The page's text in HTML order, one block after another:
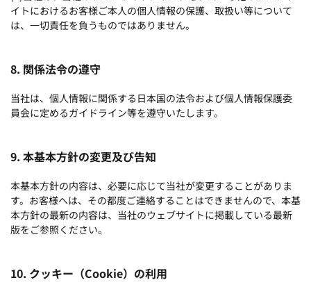
イトにおけるお客様ご本人の個人情報の保護、取扱い等について
は、一切責任を負うものではありません。
8. 関係法令の遵守
当社は、個人情報に関係する日本国の法令および個人情報保護委
員会に定めるガイドライン等を遵守いたします。
9. 本基本方針の変更及び告知
本基本方針の内容は、必要に応じて当社が変更することがありま
す。お客様へは、その都度ご連絡することはできませんので、本基
本方針の最新の内容は、当社のウェブサイトに掲載している最新
版をご参照ください。
10. クッキー（Cookie）の利用